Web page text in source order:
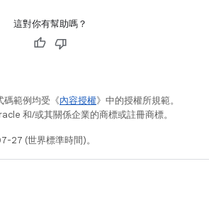
這對你有幫助嗎？
碼範例均受《內容授權》中的授權所規範。
和/或其關係企業的商標或註冊商標。
27 (世界標準時間)。